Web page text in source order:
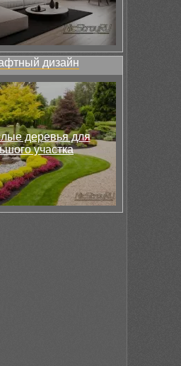
дизайн
деревья для
участка